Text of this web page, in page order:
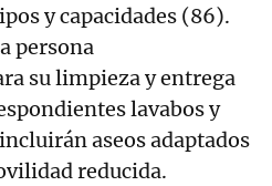
y capacidades (86).
persona
su limpieza y entrega
lavabos y
aseos adaptados
reducida.